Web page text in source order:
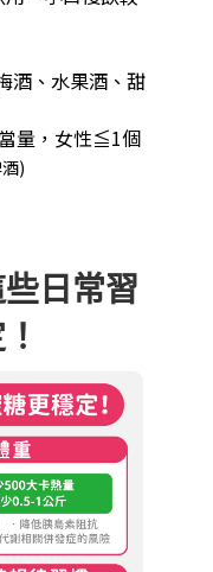
酒、水果酒、甜
量，女性≦1個
)
日常習